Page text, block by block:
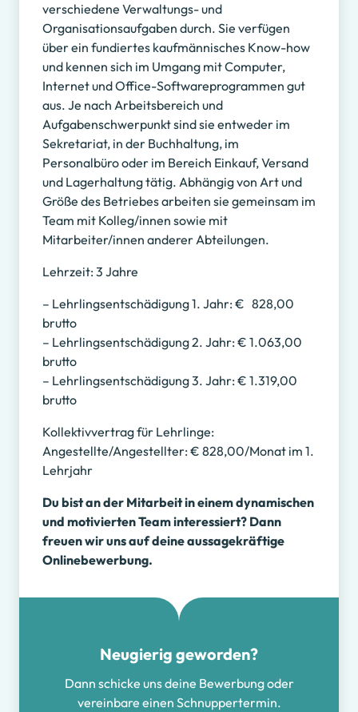
verschiedene Verwaltungs- und
Organisationsaufgaben durch. Sie verfügen
über ein fundiertes kaufmännisches Know-how
und kennen sich im Umgang mit Computer,
Internet und Office-Softwareprogrammen gut
aus. Je nach Arbeitsbereich und
Aufgabenschwerpunkt sind sie entweder im
Sekretariat, in der Buchhaltung, im
Personalbüro oder im Bereich Einkauf, Versand
und Lagerhaltung tätig. Abhängig von Art und
Größe des Betriebes arbeiten sie gemeinsam im
Team mit Kolleg/innen sowie mit
Mitarbeiter/innen anderer Abteilungen.
Lehrzeit: 3 Jahre
– Lehrlingsentschädigung 1. Jahr: € 828,00
brutto
– Lehrlingsentschädigung 2. Jahr: € 1.063,00
brutto
– Lehrlingsentschädigung 3. Jahr: € 1.319,00
brutto
Kollektivvertrag für Lehrlinge:
Angestellte/Angestellter: € 828,00/Monat im 1.
Lehrjahr
Du bist an der Mitarbeit in einem dynamischen
und motivierten Team interessiert? Dann
freuen wir uns auf deine aussagekräftige
Onlinebewerbung.
Neugierig geworden?
Dann schicke uns deine Bewerbung oder
vereinbare einen Schnuppertermin.